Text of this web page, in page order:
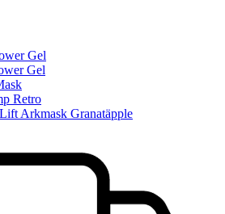
Gel
Gel
Retro
Arkmask Granatäpple